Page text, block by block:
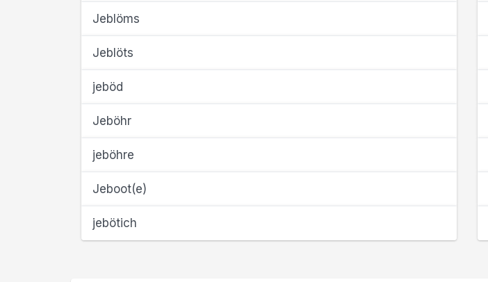
Jeblöms
Jeblöts
jeböd
Jeböhr
jeböhre
Jeboot(e)
jebötich